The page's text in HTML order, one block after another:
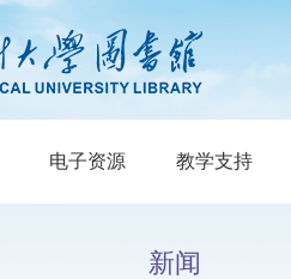
电子资源 教学支持
新闻